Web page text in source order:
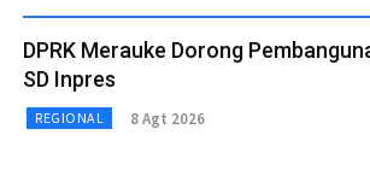
DPRK Merauke Dorong
SD Inpres
REGIONAL 8 Agt 2026